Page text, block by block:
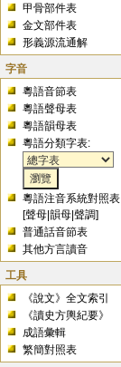
甲骨部件表
金文部件表
形義源流通解
字音
粵語音節表
粵語聲母表
粵語韻母表
粵語分類字表:
粵語注音系統對照表
[聲母 |韻母 |聲調]
普通話音節表
其他方言讀音
工具
《說文》全文索引
《讀史方輿紀要》
成語彙輯
繁簡對照表